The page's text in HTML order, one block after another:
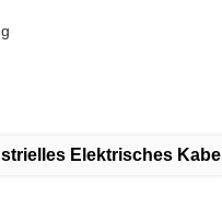
Elektrisches Kabel